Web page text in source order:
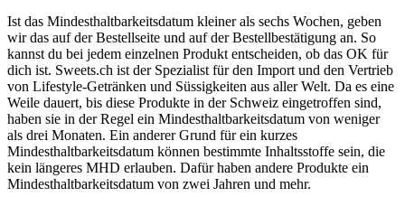
Ist das Mindesthaltbarkeitsdatum kleiner als sechs Wochen, geben
wir das auf der Bestellseite und auf der Bestellbestätigung an. So
kannst du bei jedem einzelnen Produkt entscheiden, ob das OK für
dich ist. Sweets.ch ist der Spezialist für den Import und den Vertrieb
von Lifestyle-Getränken und Süssigkeiten aus aller Welt. Da es eine
Weile dauert, bis diese Produkte in der Schweiz eingetroffen sind,
haben sie in der Regel ein Mindesthaltbarkeitsdatum von weniger
als drei Monaten. Ein anderer Grund für ein kurzes
Mindesthaltbarkeitsdatum können bestimmte Inhaltsstoffe sein, die
kein längeres MHD erlauben. Dafür haben andere Produkte ein
Mindesthaltbarkeitsdatum von zwei Jahren und mehr.